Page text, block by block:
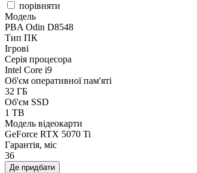
порівняти
Модель
PBA Odin D8548
Тип ПК
Ігрові
Серія процесора
Intel Core i9
Об'єм оперативної пам'яті
32 ГБ
Об'єм SSD
1 TB
Модель відеокарти
GeForce RTX 5070 Ti
Гарантія, міс
36
Де придбати